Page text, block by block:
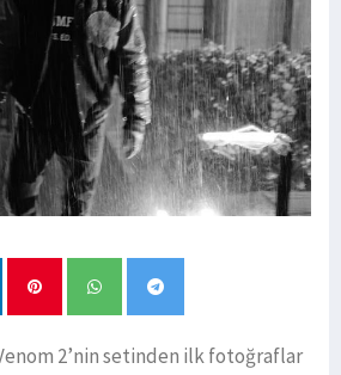
2’nin setinden ilk fotoğraflar